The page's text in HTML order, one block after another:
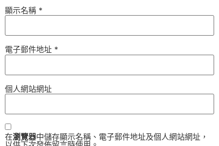
顯示名稱 *
電子郵件地址 *
個人網站網址
在瀏覽器中儲存顯示名稱、電子郵件地址及個人網站網址，